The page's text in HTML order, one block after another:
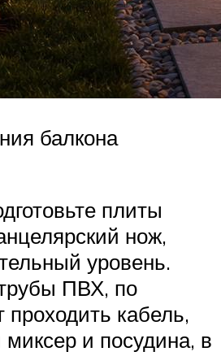
балкона
плиты
нож,
уровень.
ПВХ, по
проходить кабель,
и посудина, в